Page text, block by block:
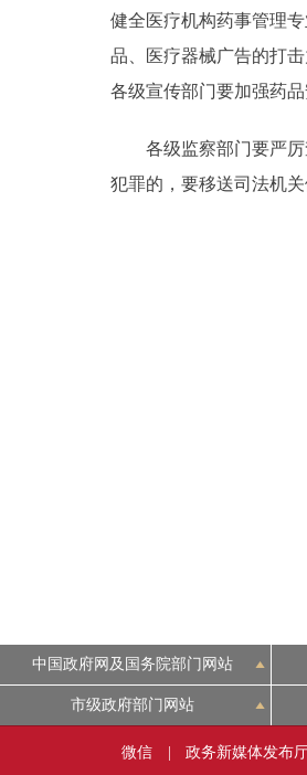
健全医疗机构药事管理
品、医疗器械广告的打
各级宣传部门要加强药
各级监察部门要严厉
犯罪的，要移送司法机关
中国政府网及国务院部门网站
市级政府部门网站
微信 政务新媒体发布